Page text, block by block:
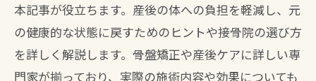
本記事が役立ちます。産後の体への負担を軽減し、元
の健康的な状態に戻すためのヒントや接骨院の選び方
を詳しく解説します。骨盤矯正や産後ケアに詳しい専
門家が揃っており、実際の施術内容や効果についても